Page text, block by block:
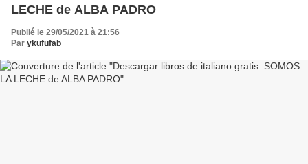
LECHE de ALBA PADRO
Publié le 29/05/2021 à 21:56
Par ykufufab